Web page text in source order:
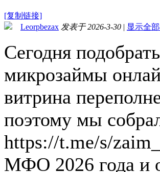
[复制链接]
Leorpbezax 发表于 2026-3-30 | 显示全
Сегодня
микрозаймы
витрина
поэтому мы
https://t.me/s/
МФО 2026 года и